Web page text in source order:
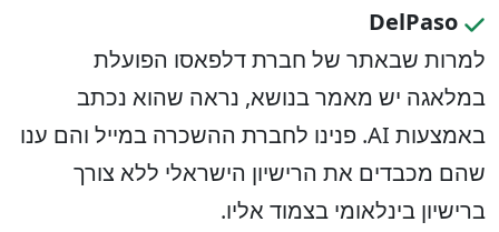
DelPaso
למרות שבאתר של חברת דלפאסו הפועלת
במלאגה יש מאמר בנושא, נראה שהוא נכתב
באמצעות AI. פנינו לחברת ההשכרה במייל והם ענו
שהם מכבדים את הרישיון הישראלי ללא צורך
ברישיון בינלאומי בצמוד אליו.